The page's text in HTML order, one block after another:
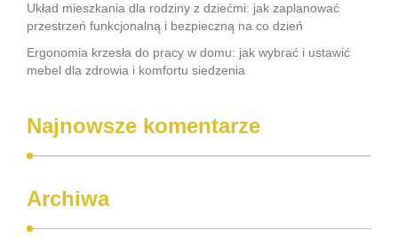
Układ mieszkania dla rodziny z dziećmi: jak zaplanować
przestrzeń funkcjonalną i bezpieczną na co dzień
Ergonomia krzesła do pracy w domu: jak wybrać i ustawić
mebel dla zdrowia i komfortu siedzenia
Najnowsze komentarze
Archiwa